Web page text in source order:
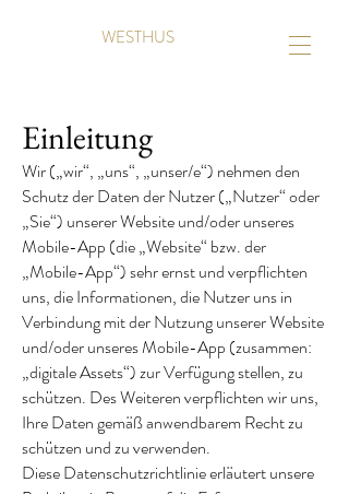
WESTHUS
Einleitung
Wir („wir“, „uns“, „unser/e“) nehmen den
Schutz der Daten der Nutzer („Nutzer“ oder
„Sie“) unserer Website und/oder unseres
Mobile-App (die „Website“ bzw. der
„Mobile-App“) sehr ernst und verpflichten
uns, die Informationen, die Nutzer uns in
Verbindung mit der Nutzung unserer Website
und/oder unseres Mobile-App (zusammen:
„digitale Assets“) zur Verfügung stellen, zu
schützen. Des Weiteren verpflichten wir uns,
Ihre Daten gemäß anwendbarem Recht zu
schützen und zu verwenden.
Diese Datenschutzrichtlinie erläutert unsere